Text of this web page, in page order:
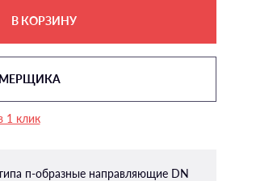
В КОРЗИНУ
1 клик
п-образные направляющие DN